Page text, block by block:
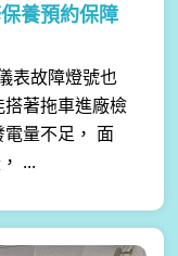
養預約保障
表故障燈號也
著拖車進廠檢
量不足， 面
...